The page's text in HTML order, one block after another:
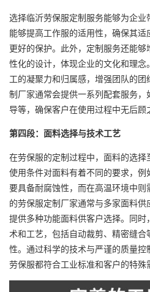
选择临沂劳保服定制服务能够为企
能够提高工作服的适用性，确保其
更好的保护。此外，定制服务还能
性化的设计，体现企业的文化和理
工的凝聚力和归属感，增强团队的
制厂家通常会提供一系列配套服务
导等，确保客户在使用过程中无后顾
第四段：面料选择与技术工艺
在劳保服的定制过程中，面料的选
使用条件对面料有着不同的要求，
要具备耐腐蚀性，而在高温环境中
的劳保服定制厂家通常与多家面料
提供多种功能面料供客户选择。同
术和工艺，包括自动裁剪、精密缝
性。通过科学的技术与严谨的质量
劳保服都符合工业标准和客户的特殊